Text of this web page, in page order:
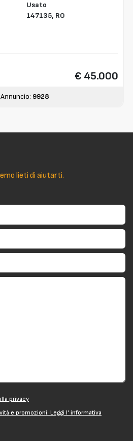
Usato
147135, RO
€ 45.000
9928
lieti di aiutarti.
privacy
e promozioni. Leggi l' informativa